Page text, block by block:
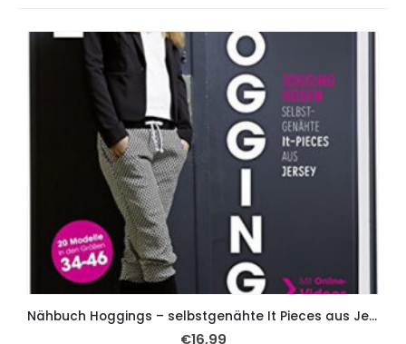
Nähbuch Hoggings – selbstgenähte It Pieces aus Jersey.
€16,99